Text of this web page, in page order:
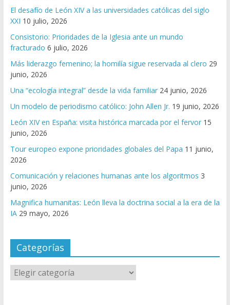
El desafío de León XIV a las universidades católicas del siglo
XXI 10 julio, 2026
Consistorio: Prioridades de la Iglesia ante un mundo
fracturado 6 julio, 2026
Más liderazgo femenino; la homilía sigue reservada al clero 29
junio, 2026
Una “ecología integral” desde la vida familiar 24 junio, 2026
Un modelo de periodismo católico: John Allen Jr. 19 junio, 2026
León XIV en España: visita histórica marcada por el fervor 15
junio, 2026
Tour europeo expone prioridades globales del Papa 11 junio,
2026
Comunicación y relaciones humanas ante los algoritmos 3
junio, 2026
Magnifica humanitas: León lleva la doctrina social a la era de la
IA 29 mayo, 2026
Categorías